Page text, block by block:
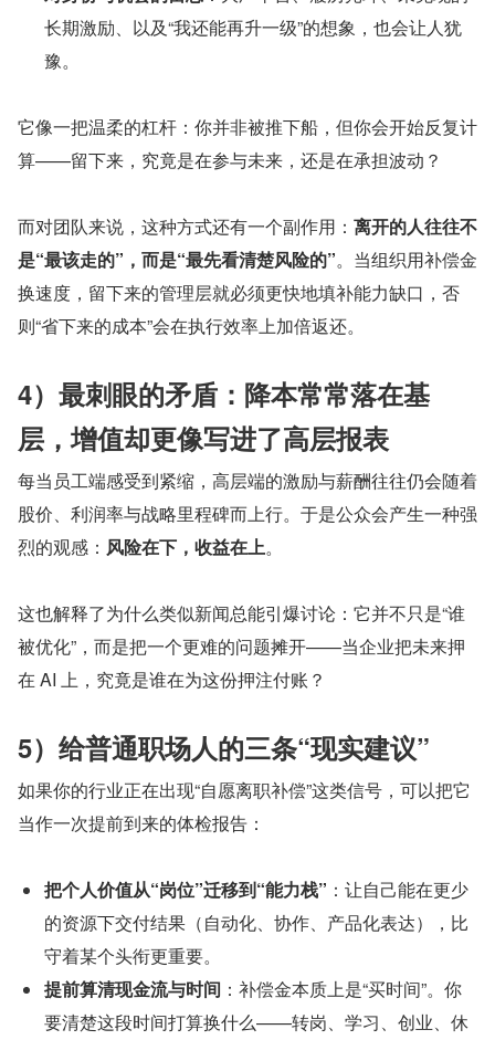
长期激励、以及“我还能再升一级”的想象，也会让人犹
豫。
它像一把温柔的杠杆：你并非被推下船，但你会开始反复计
算——留下来，究竟是在参与未来，还是在承担波动？
而对团队来说，这种方式还有一个副作用： 离开的人往往不
是“最该走的”，而是“最先看清楚风险的”。当组织用补偿金
换速度，留下来的管理层就必须更快地填补能力缺口，否
则“省下来的成本”会在执行效率上加倍返还。
4）最刺眼的矛盾：降本常常落在基
层，增值却更像写进了高层报表
每当员工端感受到紧缩，高层端的激励与薪酬往往仍会随着
股价、利润率与战略里程碑而上行。于是公众会产生一种强
烈的观感： 风险在下，收益在上。
这也解释了为什么类似新闻总能引爆讨论：它并不只是“谁
被优化”，而是把一个更难的问题摊开——当企业把未来押
在 AI 上，究竟是谁在为这份押注付账？
5）给普通职场人的三条“现实建议”
如果你的行业正在出现“自愿离职补偿”这类信号，可以把它
当作一次提前到来的体检报告：
把个人价值从“岗位”迁移到“能力栈” ：让自己能在更少
的资源下交付结果（自动化、协作、产品化表达），比
守着某个头衔更重要。
提前算清现金流与时间 ：补偿金本质上是“买时间”。你
要清楚这段时间打算换什么——转岗、学习、创业、休